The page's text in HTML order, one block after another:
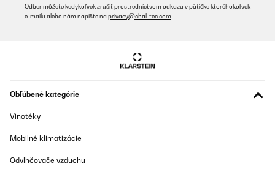
Odber môžete kedykoľvek zrušiť prostredníctvom odkazu v pätičke ktoréhokoľvek
e-mailu alebo nám napíšte na privacy@chal-tec.com
Obľúbené kategórie
Vinotéky
Mobilné klimatizácie
Odvlhčovače vzduchu